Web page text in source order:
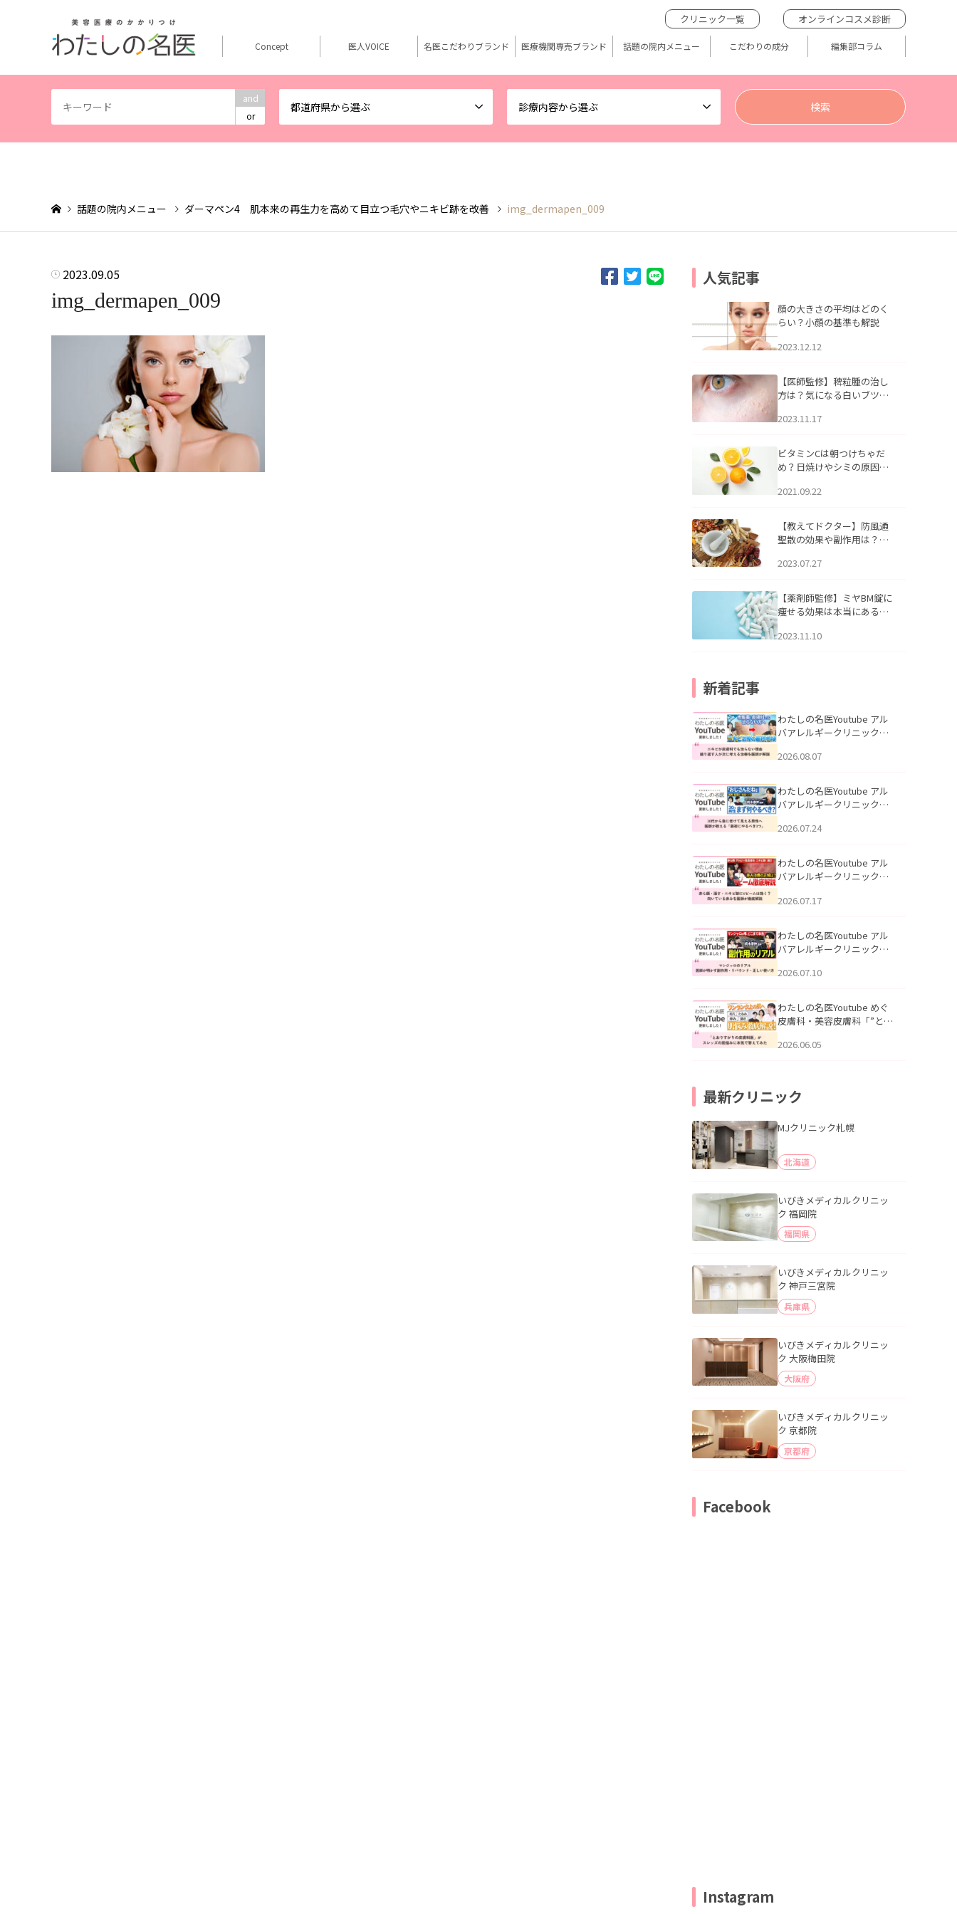
and
or
都道府県から選ぶ 診療内容から選ぶ
クリニック一覧 オンラインコスメ診断
Concept 医人VOICE 名医こだわりブランド 医療機関専売ブランド 話題の院内メニュー こだわりの成分 編集部コラム
話題の院内メニュー ダーマペン4 肌本来の再生力を高めて目立つ毛穴やニキビ跡を改善 img_dermapen_009
2023.09.05
img_dermapen_009
人気記事
顔の大きさの平均はどのく
らい？小顔の基準も解説
2023.12.12
【医師監修】稗粒腫の治し
方は？気になる白いブツブ
アについて
2023.11.17
ビタミンCは朝つけちゃだ
め？日焼けやシミの原因に
2021.09.22
【教えてドクター】防風通
聖散の効果や副作用は？長
2023.07.27
【薬剤師監修】ミヤBM錠に
痩せる効果は本当にある
2023.11.10
新着記事
わたしの名医Youtube アル
バアレルギークリニック札
らない理由｜繰り返す人が
説」を公開いたしました。
2026.08.07
わたしの名医Youtube アル
バアレルギークリニック札
える男性へ｜医師が教える
公開いたしました。
2026.07.24
わたしの名医Youtube アル
バアレルギークリニック札
跡にVビームは効く？向いて
説」を公開いたしました。
2026.07.17
わたしの名医Youtube アル
バアレルギークリニック札
医師が明かす副作用・リバ
公開いたしました。
2026.07.10
わたしの名医Youtube めぐ
皮膚科・美容皮膚科「”とお
ッズの肌悩みに本気で答え
2026.06.05
最新クリニック
MJクリニック札幌
北海道
いびきメディカルクリニッ
ク 福岡院
福岡県
いびきメディカルクリニッ
ク 神戸三宮院
兵庫県
いびきメディカルクリニッ
ク 大阪梅田院
大阪府
いびきメディカルクリニッ
ク 京都院
京都府
Facebook
Instagram